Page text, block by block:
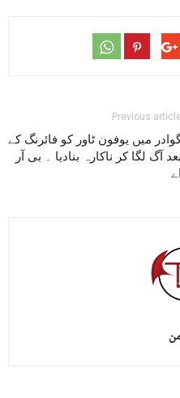
Previous article
میں یوفون ٹاور کو فائرنگ کے
بعد آگ لگا کر ناکارہ بنادیا ۔ بی آر
اے